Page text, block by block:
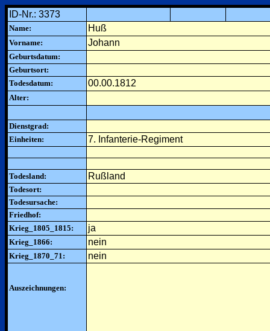
ID-Nr.: 3373
Name: Huß
Vorname: Johann
Geburtsdatum:
Geburtsort:
Todesdatum:
00.00.1812
Alter:
Dienstgrad:
Einheiten:
7. Infanterie-Regiment
Todesland: Rußland
Todesort:
Todesursache:
Friedhof:
Krieg_1805_1815:
ja
Krieg_1866: nein
Krieg_1870_71: nein
Auszeichnungen: